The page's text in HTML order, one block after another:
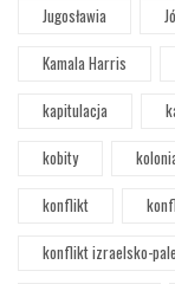
Jugosławia
Kamala Harris
kapitulacja
kobity
konflikt
konflikt izraelsko-